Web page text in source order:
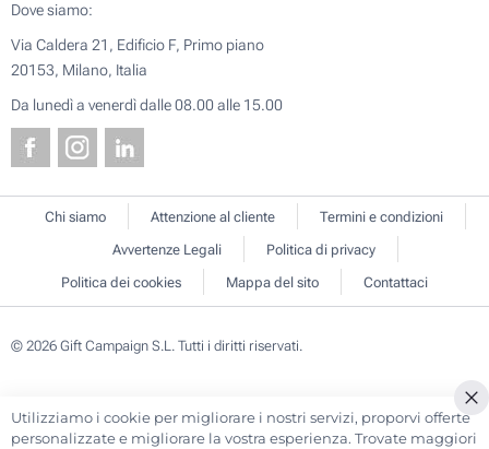
Dove siamo:
Via Caldera 21, Edificio F, Primo piano
20153, Milano, Italia
Da lunedì a venerdì dalle 08.00 alle 15.00
Chi siamo Attenzione al cliente
Termini e condizioni
Avvertenze Legali
Politica di privacy
Politica dei cookies
Mappa del sito Contattaci
© 2026 Gift Campaign S.L. Tutti i diritti riservati.
Utilizziamo i cookie per migliorare i nostri servizi, proporvi offerte
personalizzate e migliorare la vostra esperienza. Trovate maggiori